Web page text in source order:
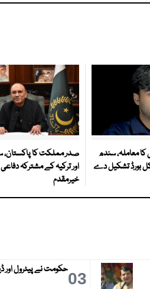
کا معاملہ، سندھ
بورڈ تشکیل دے
صدر مملکت کا
اور ترکیہ کے مشترکہ
خیرمقدم
03حکومت نے پیٹرول اور